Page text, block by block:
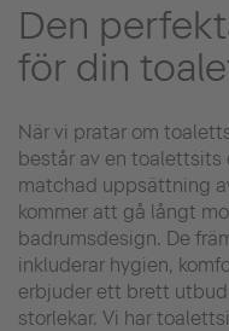
Den
för din
När vi pratar om
består av en
matchad uppsättning
kommer att gå långt
badrumsdesign. De
inkluderar hygien,
erbjuder ett brett
storlekar. Vi har